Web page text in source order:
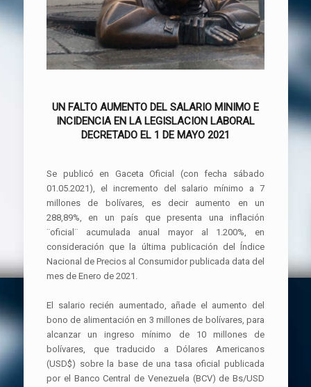
UN FALTO AUMENTO DEL SALARIO MINIMO E
INCIDENCIA EN LA LEGISLACION LABORAL
DECRETADO EL 1 DE MAYO 2021
Se publicó en Gaceta Oficial (con fecha sábado
01.05.2021), el incremento del salario mínimo a 7
millones de bolívares, es decir aumento en un
288,89%, en un país que presenta una inflación
¨oficial¨ acumulada anual mayor al 1.200%, en
consideración que la última publicación del Índice
Nacional de Precios al Consumidor publicada data del
mes de Enero de 2021.
El salario recién aumentado, añade el aumento del
bono de alimentación en 3 millones de bolívares, para
alcanzar un ingreso mínimo de 10 millones de
bolívares, que traducido a Dólares Americanos
(USD$) sobre la base de una tasa oficial publicada
por el Banco Central de Venezuela (BCV) de Bs/USD